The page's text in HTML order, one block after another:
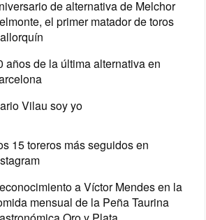
de alternativa de Melchor
el primer matador de toros
años de la última alternativa en
Vilau soy yo
15 toreros más seguidos en
a Víctor Mendes en la
mensual de la Peña Taurina